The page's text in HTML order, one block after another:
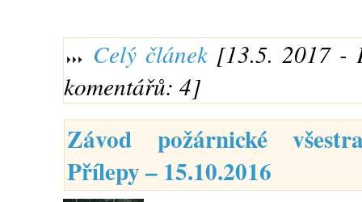
Celý článek[13.5. 2017 -
komentářů: 4]
Závod požárnické
Přílepy – 15.10.2016